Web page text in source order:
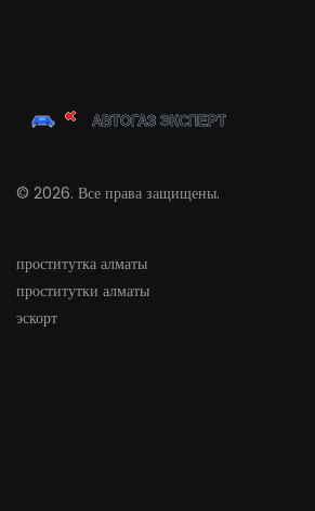
© 2026. Все права защищены.
проститутка алматы
проститутки алматы
эскорт